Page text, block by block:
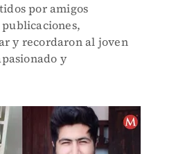
por amigos
publicaciones,
y recordaron al joven
y